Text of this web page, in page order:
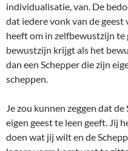
individualisatie, van. De
dat iedere vonk van de
heeft om in zelfbewustzijn
bewustzijn krijgt als het
dan een Schepper die zijn
scheppen.
Je zou kunnen zeggen dat
eigen geest te leen geeft. Jij
doen wat jij wilt en de